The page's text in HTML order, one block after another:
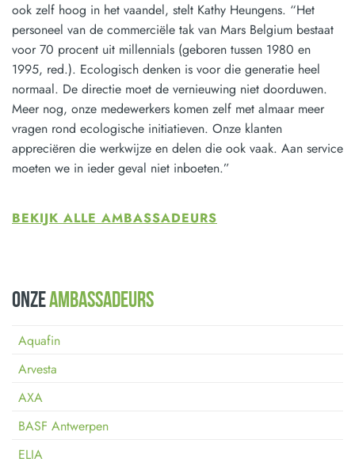
ook zelf hoog in het vaandel, stelt Kathy Heungens. “Het
personeel van de commerciële tak van Mars Belgium bestaat
voor 70 procent uit millennials (geboren tussen 1980 en
1995, red.). Ecologisch denken is voor die generatie heel
normaal. De directie moet de vernieuwing niet doorduwen.
Meer nog, onze medewerkers komen zelf met almaar meer
vragen rond ecologische initiatieven. Onze klanten
appreciëren die werkwijze en delen die ook vaak. Aan service
moeten we in ieder geval niet inboeten.”
BEKIJK ALLE AMBASSADEURS
Onzeambassadeurs
Aquafin
Arvesta
AXA
BASF Antwerpen
ELIA